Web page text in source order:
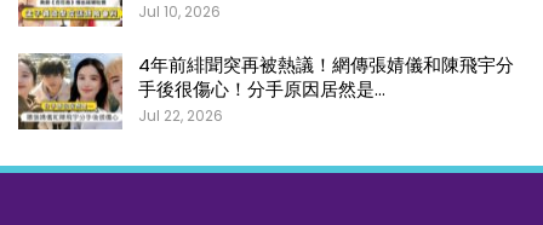
Jul 10, 2026
4年前緋聞突再被熱議！網傳張婧儀和陳飛宇分
手後很傷心！分手原因居然是…
Jul 22, 2026